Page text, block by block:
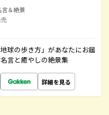
言＆絶景
球の歩き方」があなたにお届
言と癒やしの絶景集
詳細を見る